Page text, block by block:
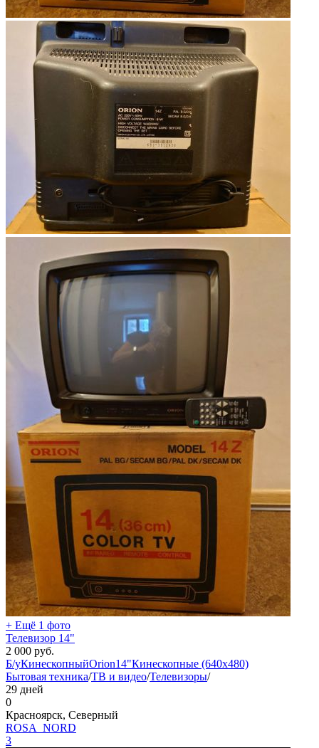
+ Ещё 1 фото
Телевизор 14"
2 000 руб.
Б/уКинескопныйOrion14"Кинескопные (640x480)
Бытовая техника/ТВ и видео/Телевизоры/
29 дней
0
Красноярск, Северный
ROSA_NORD
3